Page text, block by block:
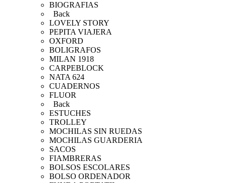
BIOGRAFIAS
Back
LOVELY STORY
PEPITA VIAJERA
OXFORD
BOLIGRAFOS
MILAN 1918
CARPEBLOCK
NATA 624
CUADERNOS
FLUOR
Back
ESTUCHES
TROLLEY
MOCHILAS SIN RUEDAS
MOCHILAS GUARDERIA
SACOS
FIAMBRERAS
BOLSOS ESCOLARES
BOLSO ORDENADOR